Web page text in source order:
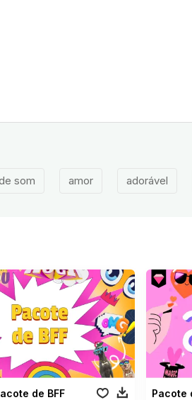
som amor adorável
de BFF